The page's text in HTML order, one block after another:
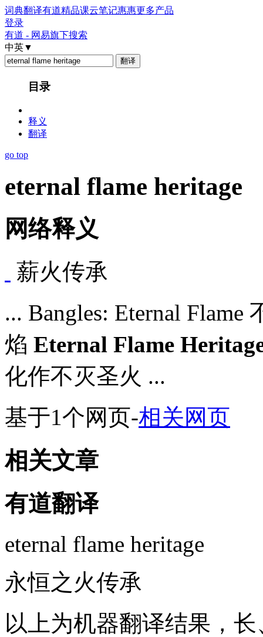
词典翻译有道精品课云笔记惠惠更多产品
登录
有道 - 网易旗下搜索
中英▼
目录
释义
翻译
go top
eternal flame heritage
网络释义
薪火传承
... Bangles: Eternal
焰 Eternal Flame
化作不灭圣火 ...
基于1个网页-相关网页
相关文章
有道翻译
eternal flame heritage
永恒之火传承
以上为机器翻译结果，